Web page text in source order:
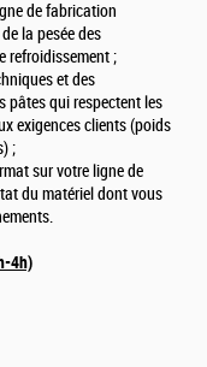
de fabrication
la pesée des
refroidissement ;
et des
pâtes qui respectent les
exigences clients (poids
;
sur votre ligne de
du matériel dont vous
4h)